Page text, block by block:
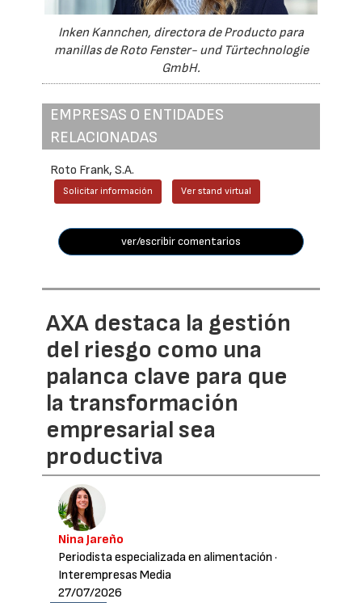
Inken Kannchen, directora de Producto para
manillas de Roto Fenster- und Türtechnologie
GmbH.
EMPRESAS O ENTIDADES
RELACIONADAS
Roto Frank, S.A.
Solicitar información Ver stand virtual
ver/escribir comentarios
AXA destaca la gestión
del riesgo como una
palanca clave para que
la transformación
empresarial sea
productiva
Nina Jareño
Periodista especializada en alimentación ·
Interempresas Media
27/07/2026